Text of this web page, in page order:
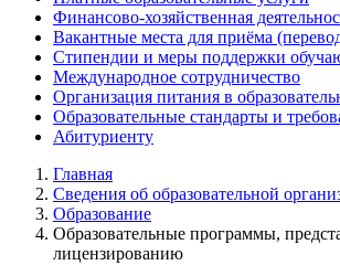
Финансово-хозяйственная
Вакантные места для приёма
Стипендии и меры поддержки
Международное сотрудничество
Организация питания в
Образовательные стандарты и
Абитуриенту
Главная
Сведения об образовательной
Образование
Образовательные программы,
лицензированию